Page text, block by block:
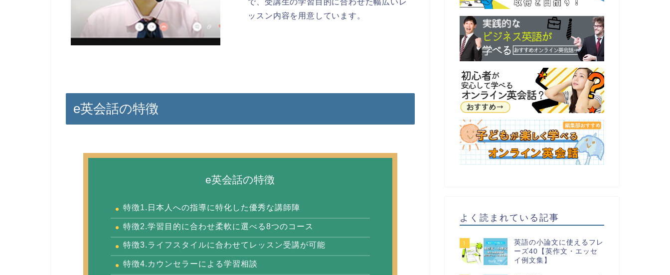
で、受講生の学習目的に合わせた幅広いレ
ッスン内容を用意しています。
e英会話の特徴
e英会話の特徴
特徴1.日本人への指導に特化した優秀な講師陣
特徴2.学習目的に合わせ柔軟に選べる8つのコース
特徴3.ライフスタイルに合わせてレッスン受講が可能
特徴4.カウンセラーによる学習相談
よく読まれている記事
1
英語の小論文に使えるフレ
ーズ40【英作文・エッセ
イ例文集】